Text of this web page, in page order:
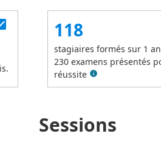
118
stagiaires formés sur 1 an
230 examens présentés
réussite info
Sessions